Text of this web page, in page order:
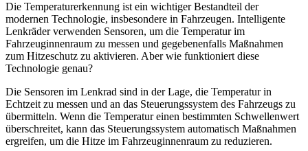
Die Temperaturerkennung ist ein wichtiger Bestandteil der
modernen Technologie, insbesondere in Fahrzeugen. Intelligente
Lenkräder verwenden Sensoren, um die Temperatur im
Fahrzeuginnenraum zu messen und gegebenenfalls Maßnahmen
zum Hitzeschutz zu aktivieren. Aber wie funktioniert diese
Technologie genau?
Die Sensoren im Lenkrad sind in der Lage, die Temperatur in
Echtzeit zu messen und an das Steuerungssystem des Fahrzeugs zu
übermitteln. Wenn die Temperatur einen bestimmten Schwellenwert
überschreitet, kann das Steuerungssystem automatisch Maßnahmen
ergreifen, um die Hitze im Fahrzeuginnenraum zu reduzieren.